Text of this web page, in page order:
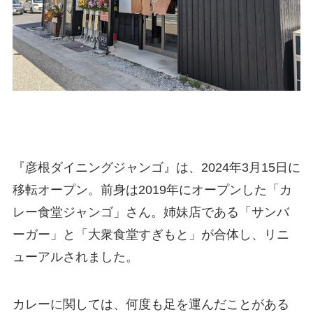
『彦根ダイニングジャンゴ』は、2024年3月15日に
移転オープン。前身は2019年にオープンした「カ
レー食堂ジャンゴ」さん。姉妹店である「サンバ
ーガー」と「大衆食堂すぎもと」が合体し、リニ
ューアルされました。
カレーに関しては、何度も足を運んだことがある